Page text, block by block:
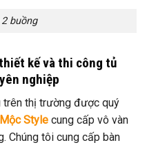
buồng
kế và thi công tủ
nghiệp
trên thị trường được quý
Style cung cấp vô vàn
Chúng tôi cung cấp bàn